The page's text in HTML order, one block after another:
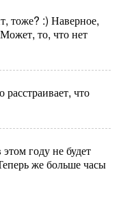
тоже? :) Наверное,
то, что нет
что
году не будет
же больше часы